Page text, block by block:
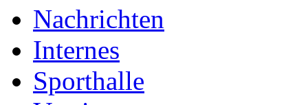
Nachrichten
Internes
Sporthalle